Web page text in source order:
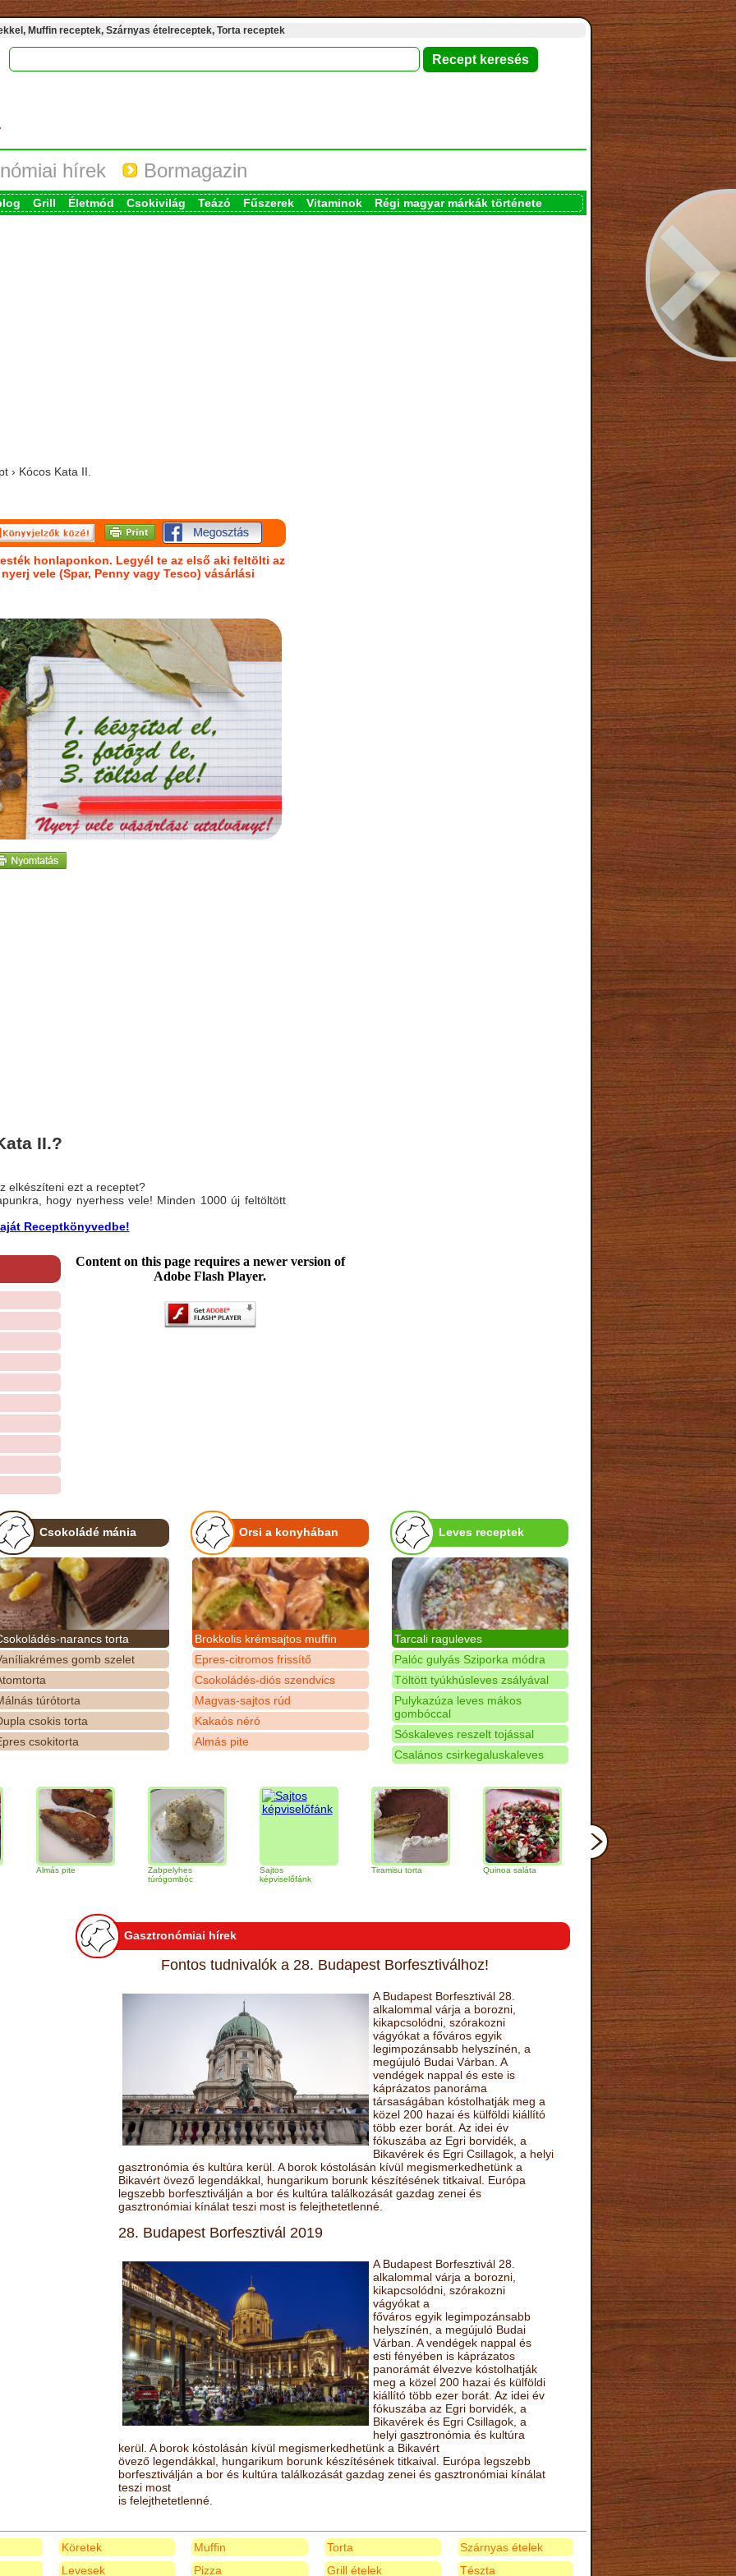
Muffin receptek, Szárnyas ételreceptek, Torta receptek
hírek Bormagazin
Grill Életmód Csokivilág Teázó Fűszerek Vitaminok Régi magyar márkák története
› Kócos Kata II.
honlaponkon. Legyél te az első aki feltölti az
vele (Spar, Penny vagy Tesco) vásárlási
II.?
elkészíteni ezt a receptet?
hogy nyerhess vele! Minden 1000 új feltöltött
Receptkönyvedbe!
Content on this page requires a newer version of
Adobe Flash Player.
Csokoládé mánia
narancs torta
gomb szelet
túrótorta
csokis torta
csokitorta
Orsi a konyhában
Brokkolis krémsajtos muffin
Epres-citromos frissítő
Csokoládés-diós szendvics
Magvas-sajtos rúd
Kakaós néró
Almás pite
Leves receptek
Tarcali raguleves
Palóc gulyás Sziporka módra
Töltött tyúkhúsleves zsályával
Pulykazúza leves mákos
gombóccal
Sóskaleves reszelt tojással
Csalános csirkegaluskaleves
Zabpelyhes
túrógombóc
képviselőfánk
Tiramisu torta Quinoa saláta
Csokoládés-
narancs torta
Gasztronómiai hírek
Fontos tudnivalók a 28. Budapest Borfesztiválhoz!
A Budapest Borfesztivál 28.
alkalommal várja a borozni,
kikapcsolódni, szórakozni
vágyókat a főváros egyik
legimpozánsabb helyszínén, a
megújuló Budai Várban. A
vendégek nappal és este is
káprázatos panoráma
társaságában kóstolhatják meg a
közel 200 hazai és külföldi kiállító
több ezer borát. Az idei év
fókuszába az Egri borvidék, a
Bikavérek és Egri Csillagok, a helyi
gasztronómia és kultúra kerül. A borok kóstolásán kívül megismerkedhetünk a
Bikavért övező legendákkal, hungarikum borunk készítésének titkaival. Európa
legszebb borfesztiválján a bor és kultúra találkozását gazdag zenei és
gasztronómiai kínálat teszi most is felejthetetlenné.
28. Budapest Borfesztivál 2019
A Budapest Borfesztivál 28.
alkalommal várja a borozni,
kikapcsolódni, szórakozni
vágyókat a
főváros egyik legimpozánsabb
helyszínén, a megújuló Budai
Várban. A vendégek nappal és
esti fényében is káprázatos
panorámát élvezve kóstolhatják
meg a közel 200 hazai és külföldi
kiállító több ezer borát. Az idei év
fókuszába az Egri borvidék, a
Bikavérek és Egri Csillagok, a
helyi gasztronómia és kultúra
kerül. A borok kóstolásán kívül megismerkedhetünk a Bikavért
övező legendákkal, hungarikum borunk készítésének titkaival. Európa legszebb
borfesztiválján a bor és kultúra találkozását gazdag zenei és gasztronómiai kínálat
teszi most
is felejthetetlenné.
Köretek
Levesek
Muffin
Pizza
Torta
Grill ételek
Szárnyas ételek
Tészta